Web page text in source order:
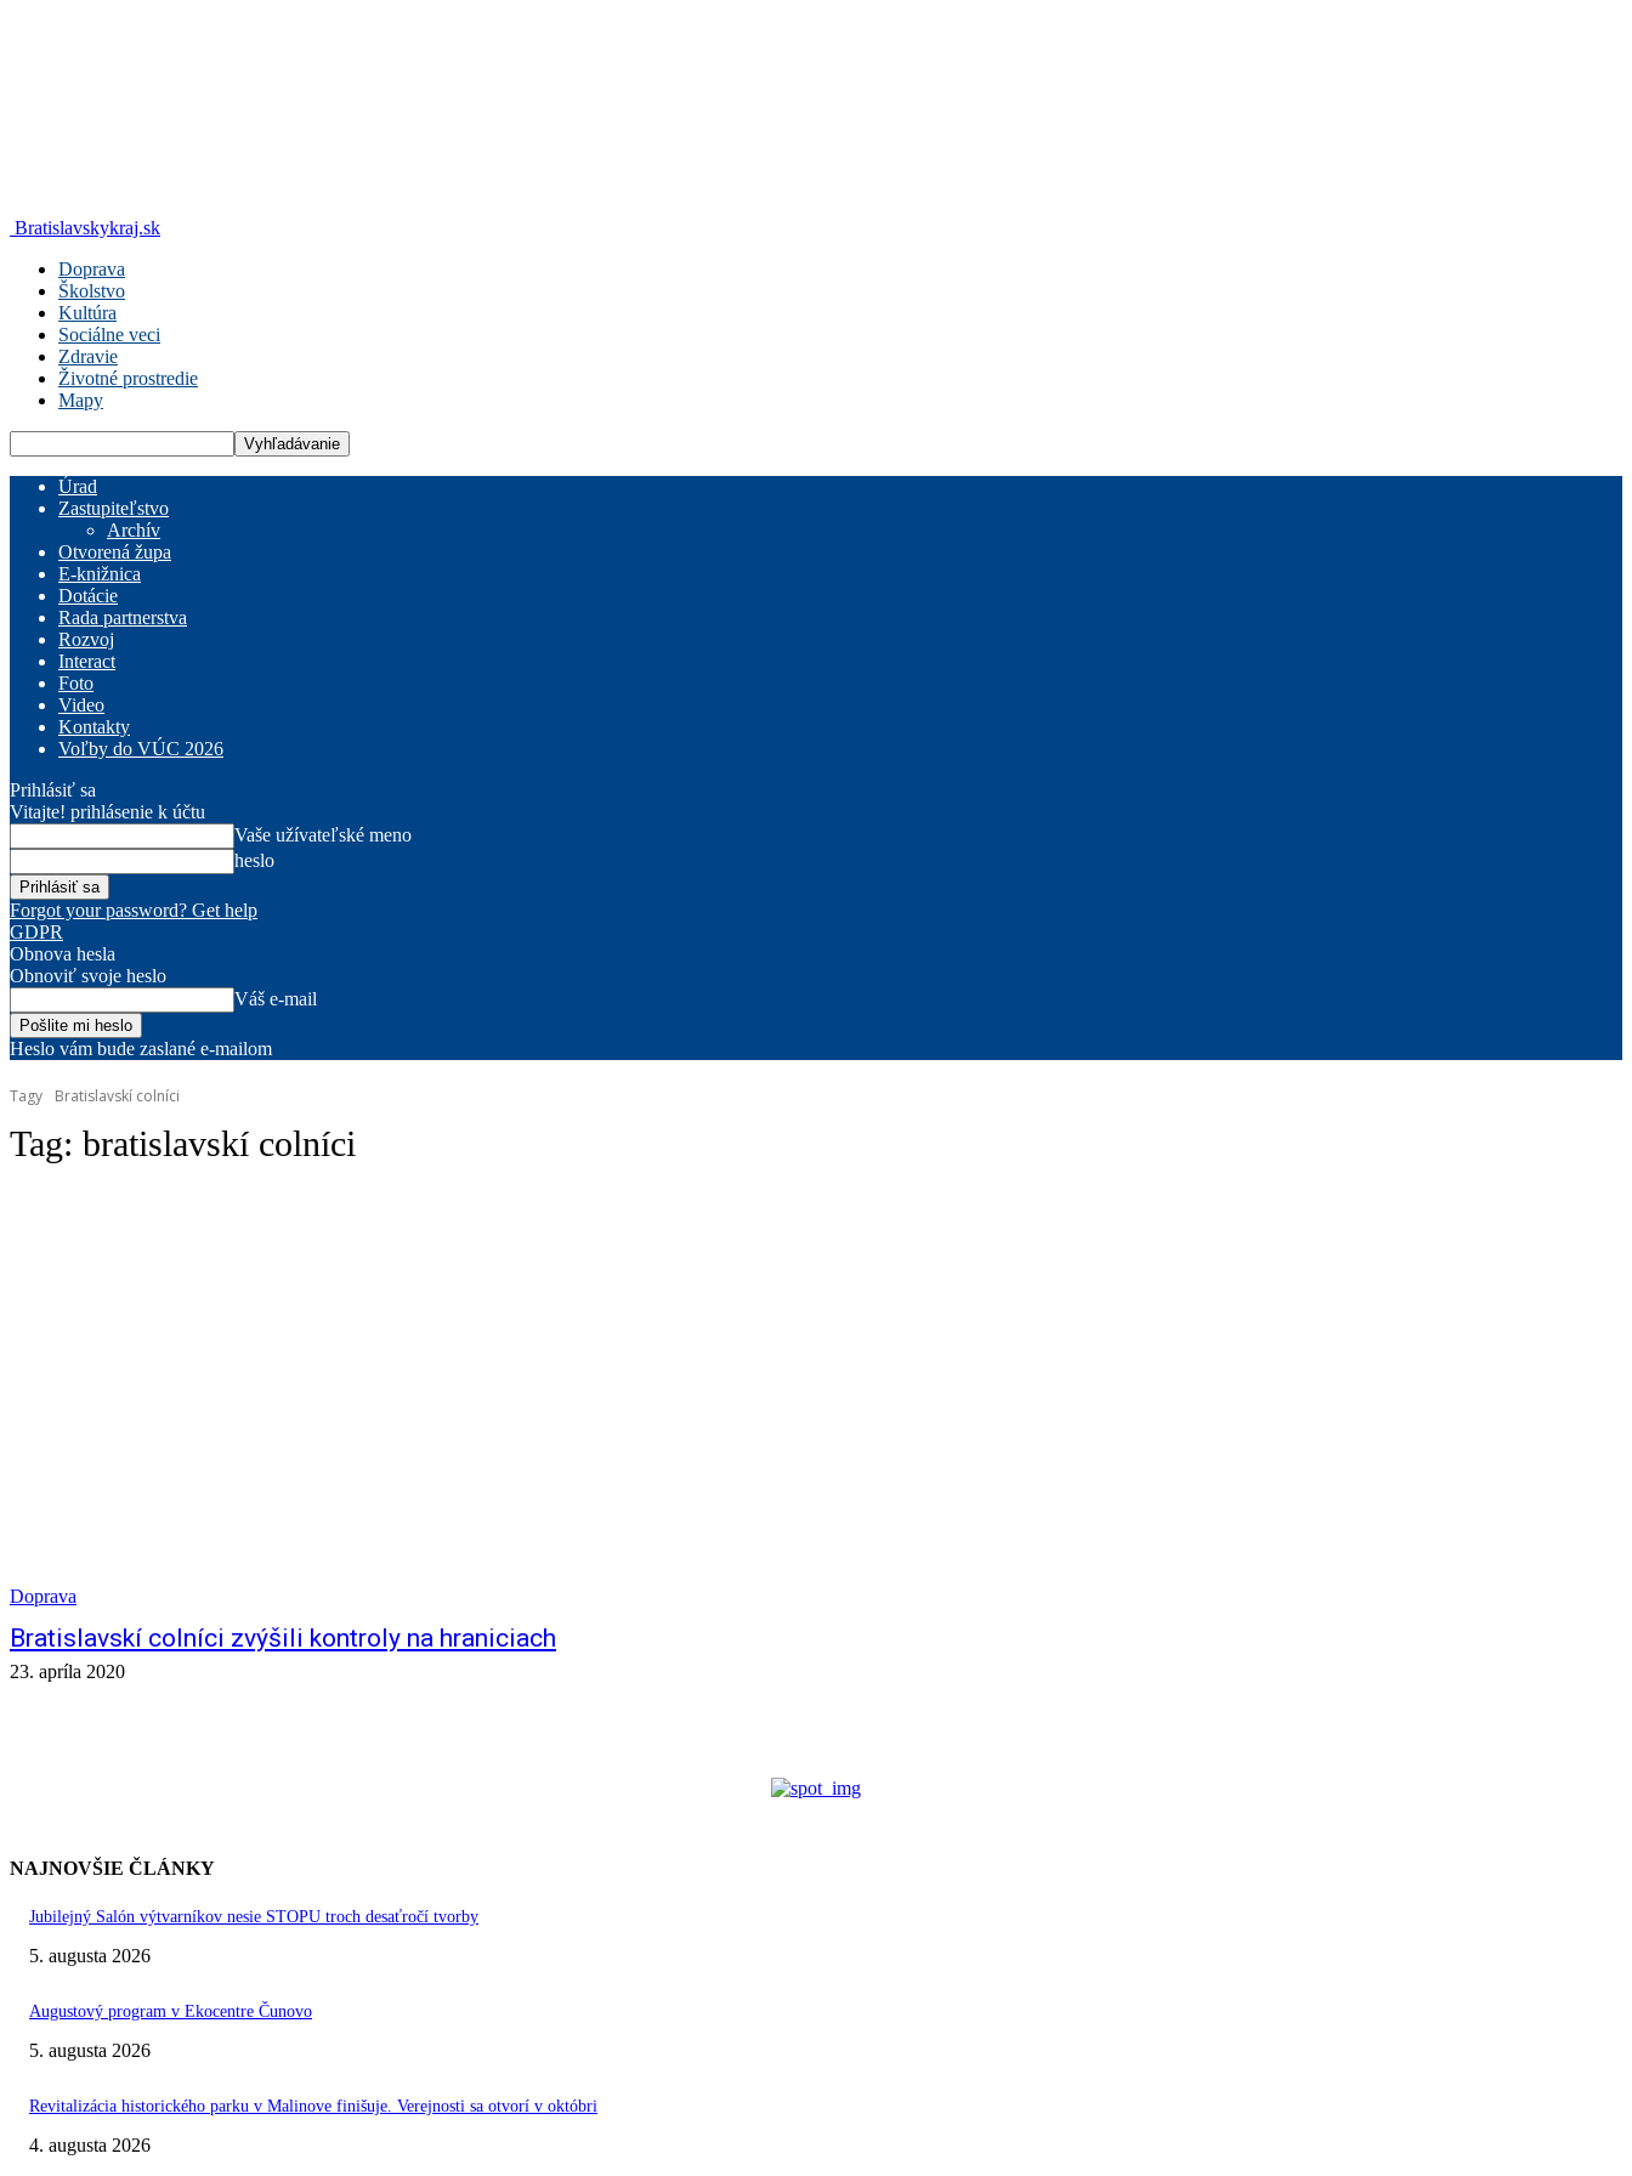
Bratislavskykraj.sk
Doprava
Školstvo
Kultúra
Sociálne veci
Zdravie
Životné prostredie
Mapy
Úrad
Zastupiteľstvo
Archív
Otvorená župa
E-knižnica
Dotácie
Rada partnerstva
Rozvoj
Interact
Foto
Video
Kontakty
Voľby do VÚC 2026
Prihlásiť sa
Vitajte! prihlásenie k účtu
Vaše užívateľské meno
heslo
Forgot your password? Get help
GDPR
Obnova hesla
Obnoviť svoje heslo
Váš e-mail
Heslo vám bude zaslané e-mailom
Tagy Bratislavskí colníci
Tag: bratislavskí colníci
Doprava
Bratislavskí colníci zvýšili kontroly na hraniciach
23. apríla 2020
NAJNOVŠIE ČLÁNKY
Jubilejný Salón výtvarníkov nesie STOPU troch desaťročí tvorby
5. augusta 2026
Augustový program v Ekocentre Čunovo
5. augusta 2026
Revitalizácia historického parku v Malinove finišuje. Verejnosti sa otvorí v októbri
4. augusta 2026